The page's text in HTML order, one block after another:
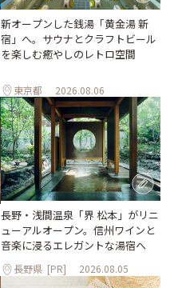
新オープンした銭湯「黄金湯 新
宿」へ。サウナとクラフトビール
を楽しむ癒やしのレトロ空間
東京都 2026.08.06
長野・浅間温泉「界 松本」がリニ
ューアルオープン。信州ワインと
音楽に浸るエレガントな湯宿へ
長野県 [PR] 2026.08.05